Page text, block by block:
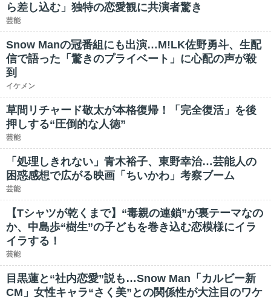
ら差し込む」独特の恋愛観に共演者驚き
芸能
Snow Manの冠番組にも出演…M!LK佐野勇斗、生配
信で語った「驚きのプライベート」に心配の声が殺
到
イケメン
草間リチャード敬太が本格復帰！「完全復活」を後
押しする“圧倒的な人徳”
芸能
「処理しきれない」青木裕子、東野幸治…芸能人の
困惑感想で広がる映画「ちいかわ」考察ブーム
芸能
【Tシャツが乾くまで】“毒親の連鎖”が裏テーマなの
か、中島歩“樹生”の子どもを巻き込む恋模様にイラ
イラする！
芸能
目黒蓮と“社内恋愛”説も…Snow Man「カルビー新
CM」女性キャラ“さく美”との関係性が大注目のワケ